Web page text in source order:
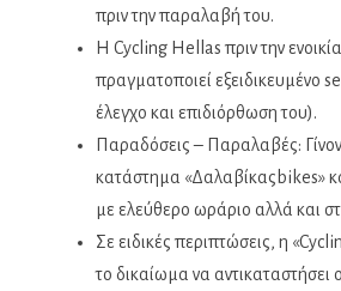
πριν την παραλαβή του.
Η Cycling Hellas πριν την
πραγματοποιεί εξειδικευμένο
έλεγχο και επιδιόρθωση του).
Παραδόσεις – Παραλαβές:
κατάστημα «Δαλαβίκαςbikes»
με ελεύθερο ωράριο αλλά και
Σε ειδικές περιπτώσεις, η
το δικαίωμα να αντικαταστήσει